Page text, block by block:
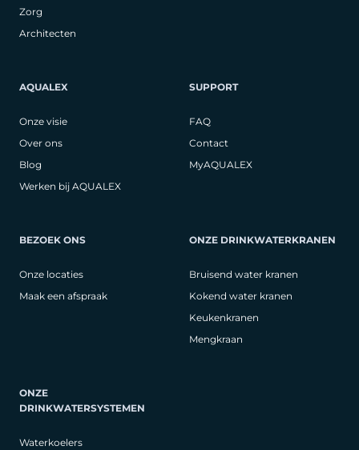
Zorg
Architecten
AQUALEX
Onze visie
Over ons
Blog
Werken bij AQUALEX
SUPPORT
FAQ
Contact
MyAQUALEX
BEZOEK ONS
Onze locaties
Maak een afspraak
ONZE DRINKWATERKRANEN
Bruisend water kranen
Kokend water kranen
Keukenkranen
Mengkraan
ONZE
DRINKWATERSYSTEMEN
Waterkoelers